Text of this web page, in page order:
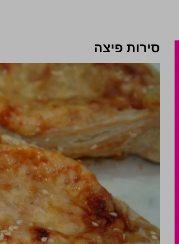
סירות פיצה